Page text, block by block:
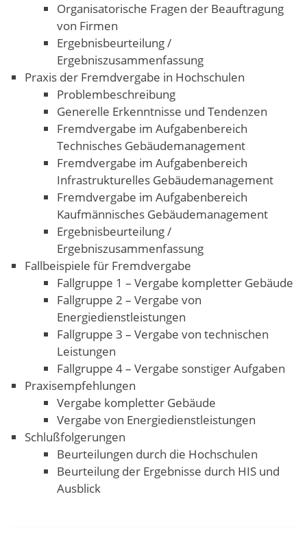
Organisatorische Fragen der Beauftragung
von Firmen
Ergebnisbeurteilung /
Ergebniszusammenfassung
Praxis der Fremdvergabe in Hochschulen
Problembeschreibung
Generelle Erkenntnisse und Tendenzen
Fremdvergabe im Aufgabenbereich
Technisches Gebäudemanagement
Fremdvergabe im Aufgabenbereich
Infrastrukturelles Gebäudemanagement
Fremdvergabe im Aufgabenbereich
Kaufmännisches Gebäudemanagement
Ergebnisbeurteilung /
Ergebniszusammenfassung
Fallbeispiele für Fremdvergabe
Fallgruppe 1 – Vergabe kompletter Gebäude
Fallgruppe 2 – Vergabe von
Energiedienstleistungen
Fallgruppe 3 – Vergabe von technischen
Leistungen
Fallgruppe 4 – Vergabe sonstiger Aufgaben
Praxisempfehlungen
Vergabe kompletter Gebäude
Vergabe von Energiedienstleistungen
Schlußfolgerungen
Beurteilungen durch die Hochschulen
Beurteilung der Ergebnisse durch HIS und
Ausblick